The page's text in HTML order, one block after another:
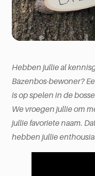
Hebben jullie al
Bazenbos-bewoner?
is op spelen in de
We vroegen jullie om
jullie favoriete naam.
hebben jullie